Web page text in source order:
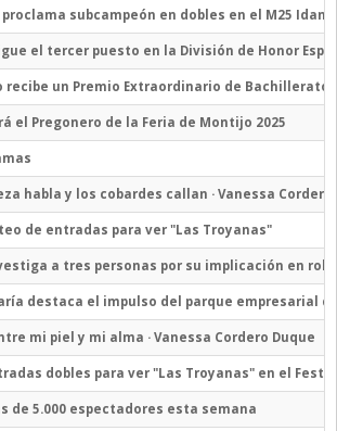
subcampeón en dobles en el M25
el tercer puesto en la División de Honor
recibe un Premio Extraordinario de Bachillerato
el Pregonero de la Feria de Montijo 2025
habla y los cobardes callan · Vanessa Cordero
de entradas para ver "Las Troyanas"
a tres personas por su implicación en
destaca el impulso del parque empresarial
mi piel y mi alma · Vanessa Cordero Duque
dobles para ver "Las Troyanas" en el
de 5.000 espectadores esta semana